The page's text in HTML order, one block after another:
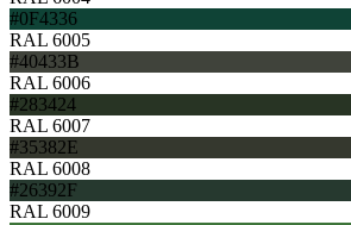
#0F4336
RAL 6005
#40433B
RAL 6006
#283424
RAL 6007
#35382E
RAL 6008
#26392F
RAL 6009